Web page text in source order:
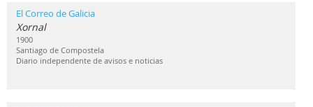
El Correo de Galicia
Xornal
1900
Santiago de Compostela
Diario independente de avisos e noticias